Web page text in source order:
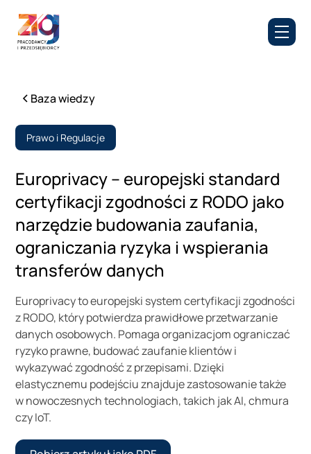
Baza wiedzy
Prawo i Regulacje
Europrivacy – europejski standard
certyfikacji zgodności z RODO jako
narzędzie budowania zaufania,
ograniczania ryzyka i wspierania
transferów danych
Europrivacy to europejski system certyfikacji zgodności
z RODO, który potwierdza prawidłowe przetwarzanie
danych osobowych. Pomaga organizacjom ograniczać
ryzyko prawne, budować zaufanie klientów i
wykazywać zgodność z przepisami. Dzięki
elastycznemu podejściu znajduje zastosowanie także
w nowoczesnych technologiach, takich jak AI, chmura
czy IoT.